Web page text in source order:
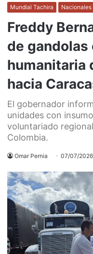
Mundial Tachira Nacionales
Freddy
de gandolas
humanitaria
hacia
El gobernador
unidades con
voluntariado
Colombia.
Omar Pernia 07/07/2026